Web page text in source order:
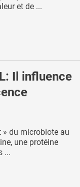
et de ...
Il influence
» du microbiote au
une protéine
...